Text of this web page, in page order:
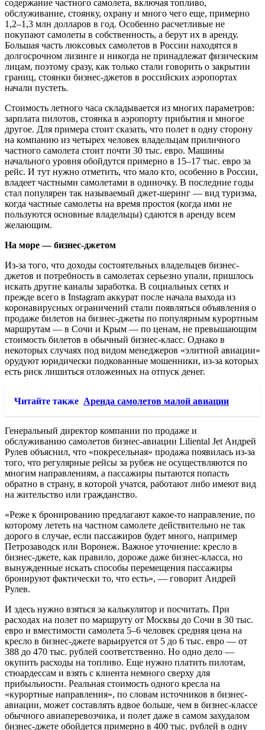
содержание частного самолета, включая топливо,
обслуживание, стоянку, охрану и много чего еще, примерно
1,2–1,3 млн долларов в год. Особенно расчетливые не
покупают самолеты в собственность, а берут их в аренду.
Большая часть люксовых самолетов в России находятся в
долгосрочном лизинге и никогда не принадлежат физическим
лицам, поэтому сразу, как только стали говорить о закрытии
границ, стоянки бизнес-джетов в российских аэропортах
начали пустеть.
Стоимость летного часа складывается из многих параметров:
зарплата пилотов, стоянка в аэропорту прибытия и многое
другое. Для примера стоит сказать, что полет в одну сторону
на компанию из четырех человек владельцам приличного
частного самолета стоит почти 30 тыс. евро. Машины
начального уровня обойдутся примерно в 15–17 тыс. евро за
рейс. И тут нужно отметить, что мало кто, особенно в России,
владеет частными самолетами в одиночку. В последние годы
стал популярен так называемый джет-шеринг — вид туризма,
когда частные самолеты на время простоя (когда ими не
пользуются основные владельцы) сдаются в аренду всем
желающим.
На море — бизнес-джетом
Из-за того, что доходы состоятельных владельцев бизнес-
джетов и потребность в самолетах серьезно упали, пришлось
искать другие каналы заработка. В социальных сетях и
прежде всего в Instagram аккурат после начала выхода из
коронавирусных ограничений стали появляться объявления о
продаже билетов на бизнес-джеты по популярным курортным
маршрутам — в Сочи и Крым — по ценам, не превышающим
стоимость билетов в обычный бизнес-класс. Однако в
некоторых случаях под видом менеджеров «элитной авиации»
орудуют юридически подкованные мошенники, из-за которых
есть риск лишиться отложенных на отпуск денег.
Читайте также Аренда самолетов малой авиации
Генеральный директор компании по продаже и
обслуживанию самолетов бизнес-авиации Liliental Jet Андрей
Рулев объяснил, что «покресельная» продажа появилась из-за
того, что регулярные рейсы за рубеж не осуществляются по
многим направлениям, а пассажиры пытаются попасть
обратно в страну, в которой учатся, работают либо имеют вид
на жительство или гражданство.
«Реже к бронированию предлагают какое-то направление, по
которому лететь на частном самолете действительно не так
дорого в случае, если пассажиров будет много, например
Петрозаводск или Воронеж. Важное уточнение: кресло в
бизнес-джете, как правило, дороже даже бизнес-класса, но
вынужденные искать способы перемещения пассажиры
бронируют фактически то, что есть», — говорит Андрей
Рулев.
И здесь нужно взяться за калькулятор и посчитать. При
расходах на полет по маршруту от Москвы до Сочи в 30 тыс.
евро и вместимости самолета 5–6 человек средняя цена на
кресло в бизнес-джете варьируется от 5 до 6 тыс. евро — от
388 до 470 тыс. рублей соответственно. Но одно дело —
окупить расходы на топливо. Еще нужно платить пилотам,
стюардессам и взять с клиента немного сверху для
прибыльности. Реальная стоимость одного кресла на
«курортные направления», по словам источников в бизнес-
авиации, может составлять вдвое больше, чем в бизнес-классе
обычного авиаперевозчика, и полет даже в самом захудалом
бизнес-джете обойдется примерно в 400 тыс. рублей в одну